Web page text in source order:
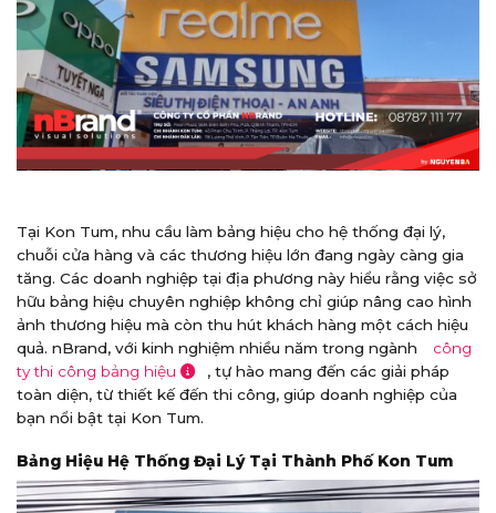
Tại Kon Tum, nhu cầu làm bảng hiệu cho hệ thống đại lý,
chuỗi cửa hàng và các thương hiệu lớn đang ngày càng gia
tăng. Các doanh nghiệp tại địa phương này hiểu rằng việc sở
hữu bảng hiệu chuyên nghiệp không chỉ giúp nâng cao hình
ảnh thương hiệu mà còn thu hút khách hàng một cách hiệu
quả. nBrand, với kinh nghiệm nhiều năm trong ngành
công
ty thi công bảng hiệu
, tự hào mang đến các giải pháp
toàn diện, từ thiết kế đến thi công, giúp doanh nghiệp của
bạn nổi bật tại Kon Tum.
Bảng Hiệu Hệ Thống Đại Lý Tại Thành Phố Kon Tum